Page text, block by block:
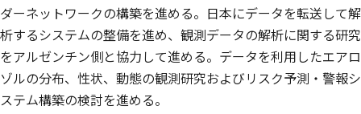
ダーネットワークの構築を進める。日本にデータを転送して解
析するシステムの整備を進め、観測データの解析に関する研究
をアルゼンチン側と協力して進める。データを利用したエアロ
ゾルの分布、性状、動態の観測研究およびリスク予測・警報シ
ステム構築の検討を進める。